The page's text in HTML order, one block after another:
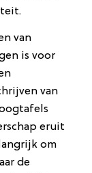
van
is voor
van
eruit
om
de